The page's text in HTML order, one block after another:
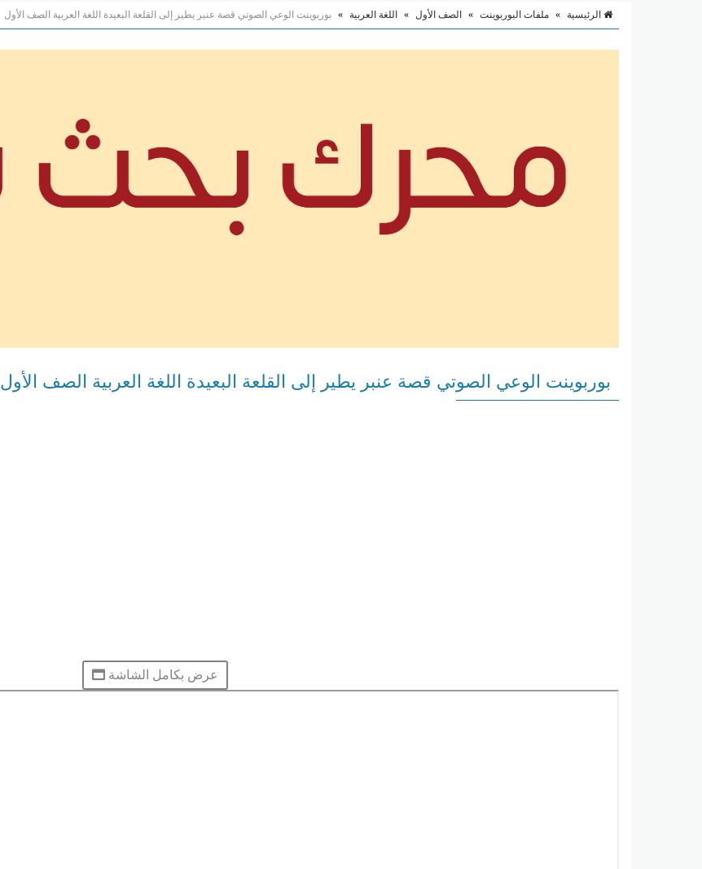
الرئيسية » ملفات البوربوينت » الصف الأول » اللغة العربية » بوربوينت الوعي الصوتي قصة عنبر يطير إلى القلعة البعيدة اللغة العربية الصف الأول
بوربوينت الوعي الصوتي قصة عنبر يطير إلى القلعة البعيدة اللغة العربية الصف الأول
عرض بكامل الشاشة